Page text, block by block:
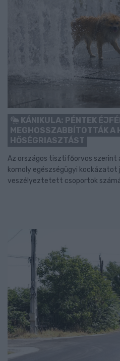
KÁNIKULA: PÉNTEK
MEGHOSSZABBÍTOTTÁK A
HŐSÉGRIASZTÁST
Az országos tisztifőorvos szerint
komoly egészségügyi kockázatot
veszélyeztetett csoportok